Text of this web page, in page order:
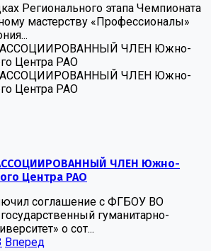
Регионального этапа Чемпионата
мастерству «Профессионалы»
ЧЛЕН Южно-
Центра РАО
ЧЛЕН Южно-
Центра РАО
ЧЛЕН Южно-
Центра РАО
соглашение с ФГБОУ ВО
гуманитарно-
о сот...
Вперед